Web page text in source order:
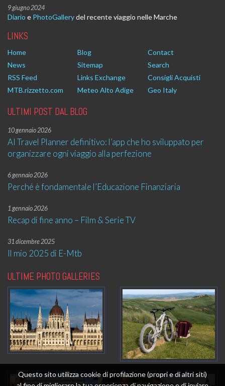
9 giugno 2024
Diario e PhotoGallerydel recente viaggio nelle Marche
LINKS
Home Blog
Contact
News
Sitemap
Search
RSS Feed
Links Exchange
Consigli Acquisti
MTB.rizzetto.com
Meteo Alto Adige Geo Italy
ULTIMI POST DAL BLOG
10 gennaio 2026
AI Travel Planner definitivo: l’app che ho sviluppato per
organizzare ogni viaggio alla perfezione
6 gennaio 2026
Perché è fondamentale l’Educazione Finanziaria
1 gennaio 2026
Recap di fine anno – Film & Serie TV
31 dicembre 2025
Il mio 2025 di E-Mtb
ULTIME PHOTO GALLERIES
Questo sito utilizza cookie di profilazione (propri e di altri siti)